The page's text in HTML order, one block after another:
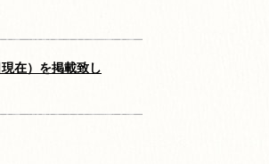
在）を掲載致し